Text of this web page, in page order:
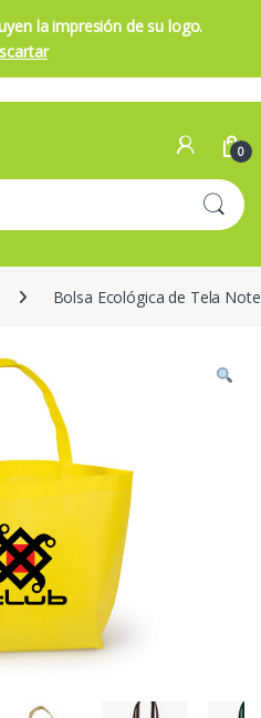
la impresión de su logo.
0
Bolsa Ecológica de Tela